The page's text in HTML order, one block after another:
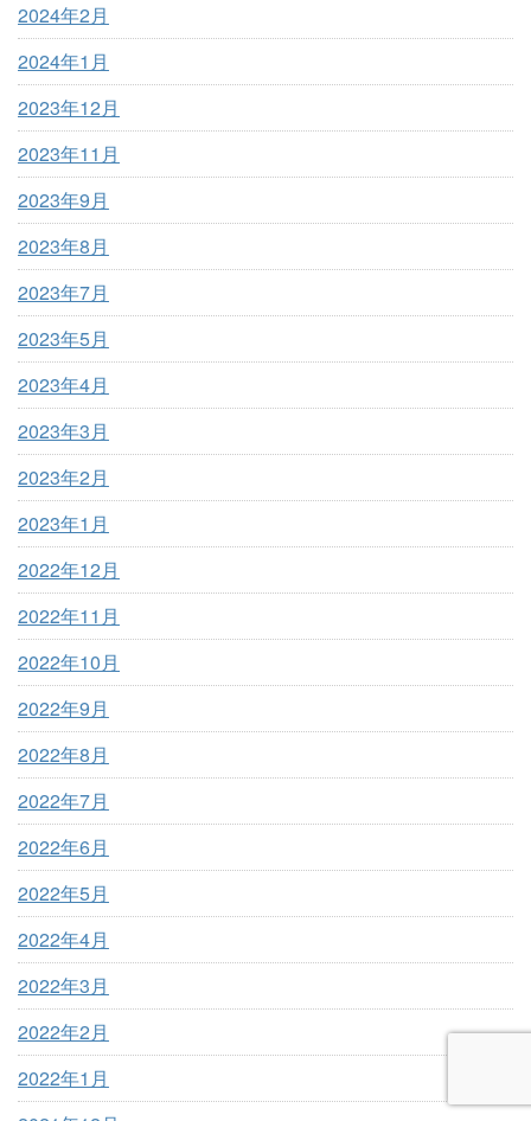
2024年2月
2024年1月
2023年12月
2023年11月
2023年9月
2023年8月
2023年7月
2023年5月
2023年4月
2023年3月
2023年2月
2023年1月
2022年12月
2022年11月
2022年10月
2022年9月
2022年8月
2022年7月
2022年6月
2022年5月
2022年4月
2022年3月
2022年2月
2022年1月